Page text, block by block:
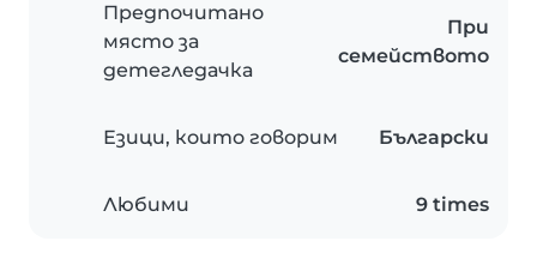
Предпочитано
място за
детегледачка
При
семейството
Езици, които говорим Български
Любими 9 times